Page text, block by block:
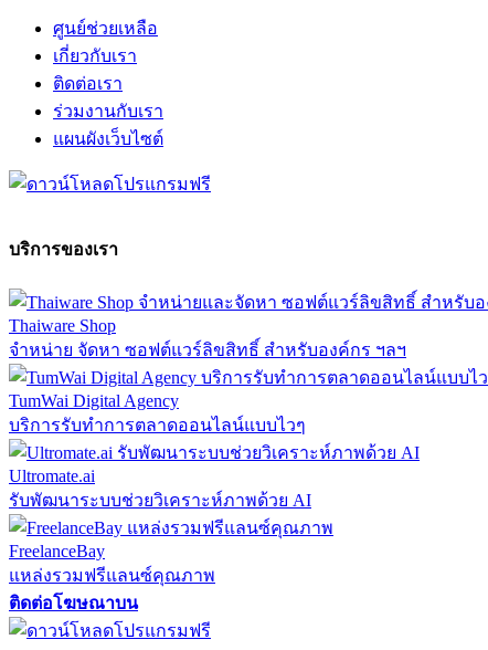
ศูนย์ช่วยเหลือ
เกี่ยวกับเรา
ติดต่อเรา
ร่วมงานกับเรา
แผนผังเว็บไซต์
บริการของเรา
Thaiware Shop
จำหน่าย จัดหา ซอฟต์แวร์ลิขสิทธิ์ สำหรับองค์กร ฯลฯ
TumWai Digital Agency
บริการรับทำการตลาดออนไลน์แบบไวๆ
Ultromate.ai
รับพัฒนาระบบช่วยวิเคราะห์ภาพด้วย AI
FreelanceBay
แหล่งรวมฟรีแลนซ์คุณภาพ
ติดต่อโฆษณาบน